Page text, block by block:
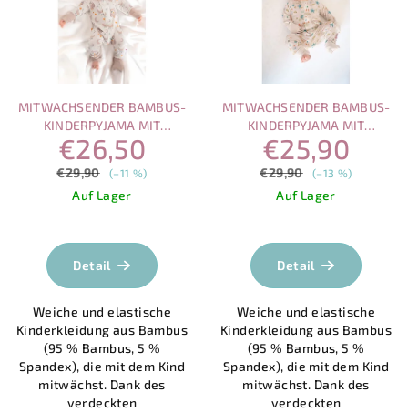
MITWACHSENDER BAMBUS-
KINDERPYJAMA MIT
MAGNETVERSCHLUSS –
SCHLAFENDE EULE
€26,50
€29,90 (–11 %)
Auf Lager
durchschnittliche
Produktbewertung
von
5
Sternen.
Detail
Weiche und elastische
Kinderkleidung aus Bambus
(95 % Bambus, 5 %
Spandex), die mit dem Kind
mitwächst. Dank des
verdeckten
MITWACHSENDER BAMBUS-
KINDERPYJAMA MIT
MAGNETVERSCHLUSS –
VERSPIELTES MEER
€25,90
€29,90 (–13 %)
Auf Lager
Detail
Weiche und elastische
Kinderkleidung aus Bambus
(95 % Bambus, 5 %
Spandex), die mit dem Kind
mitwächst. Dank des
verdeckten